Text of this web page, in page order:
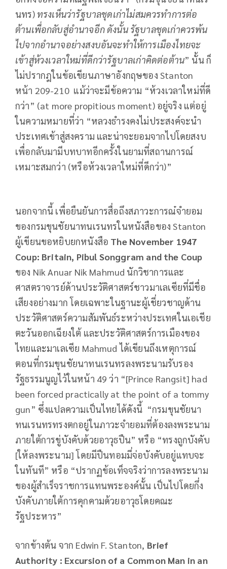
นทร) ทรงเห็นว่ารัฐบาลชุดเก่าไม่สมควรทำการต่อ
ต้านเพื่อกลับสู่อำนาจอีก ดังนั้น รัฐบาลชุดเก่าควรพ้น
ไปจากอำนาจอย่างสงบอันจะทำให้การเมืองไทยจะ
เข้าสู่ห้วงเวลาใหม่ที่ดีกว่ารัฐบาลเก่าคิดต่อต้าน” นั้น ก็
ไม่ปรากฎในข้อเขียนภาษาอังกฤษของ Stanton
หน้า 209-210 แม้ว่าจะมีข้อความ “ห้วงเวลาใหม่ที่ดี
กว่า” (at more propitious moment) อยู่จริง แต่อยู่
ในความหมายที่ว่า “หลวงธำรงคงไม่ประสงค์จะนำ
ประเทศเข้าสู่สงคราม และน่าจะยอมจากไปโดยสงบ
เพื่อกลับมามีบทบาทอีกครั้งในยามที่สถานการณ์
เหมาะสมกว่า (หรือห้วงเวลาใหม่ที่ดีกว่า)”
นอกจากนี้ เพื่อยืนยันการสื่อถึงสภาวะการณ๋จำยอม
ของกรมขุนชัยนาทนเรนทรในหนังสือของ Stanton
ผู้เขียนขอหยิบยกหนังสือ The November 1947
Coup: Britain, Pibul Songgram and the Coup
ของ Nik Anuar Nik Mahmud นักวิชาการและ
ศาสตราจารย์ด้านประวัติศาสตร์ชาวมาเลเซียที่มีชื่อ
เสียงอย่างมาก โดยเฉพาะในฐานะผู้เชี่ยวชาญด้าน
ประวัติศาสตร์ความสัมพันธ์ระหว่างประเทศในเอเชีย
ตะวันออกเฉียงใต้ และประวัติศาสตร์การเมืองของ
ไทยและมาเลเซีย Mahmud ได้เขียนถึงเหตุการณ์
ตอนที่กรมขุนชัยนาทนเรนทรลงพระนามรับรอง
รัฐธรรมนูญไว้ในหน้า 49 ว่า “[Prince Rangsit] had
been forced practically at the point of a tommy
gun” ซึ่งแปลความเป็นไทยได้ดังนี้ “กรมขุนชัยนา
ทนเรนทรทรงตกอยู่ในภาวะจำยอมที่ต้องลงพระนาม
ภายใต้การขู่บังคับด้วยอาวุธปืน” หรือ “ทรงถูกบังคับ
[ให้ลงพระนาม] โดยมีปืนทอมมี่จ่อบังคับอยู่แทบจะ
ในทันที” หรือ “ปรากฏข้อเท็จจริงว่าการลงพระนาม
ของผู้สำเร็จราชการแทนพระองค์นั้น เป็นไปโดยกึ่ง
บังคับภายใต้การคุกคามด้วยอาวุธโดยคณะ
รัฐประหาร”
จากข้างต้น จาก Edwin F. Stanton, Brief
Authority : Excursion of a Common Man in an